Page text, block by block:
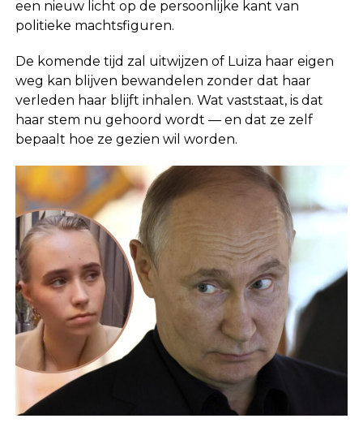
een nieuw licht op de persoonlijke kant van
politieke machtsfiguren.
De komende tijd zal uitwijzen of Luiza haar eigen
weg kan blijven bewandelen zonder dat haar
verleden haar blijft inhalen. Wat vaststaat, is dat
haar stem nu gehoord wordt — en dat ze zelf
bepaalt hoe ze gezien wil worden.